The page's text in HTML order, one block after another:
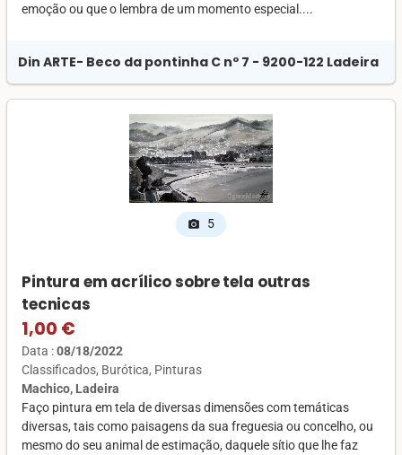
emoção ou que o lembra de um momento especial....
Din ARTE- Beco da pontinha C nº 7 - 9200-122 Ladeira
photo_camera 5
Pintura em acrílico sobre tela outras
tecnicas
1,00 €
Data :08/18/2022
Classificados Burótica Pinturas
Machico, Ladeira
Faço pintura em tela de diversas dimensões com temáticas
diversas, tais como paisagens da sua freguesia ou concelho, ou
mesmo do seu animal de estimação, daquele sítio que lhe faz